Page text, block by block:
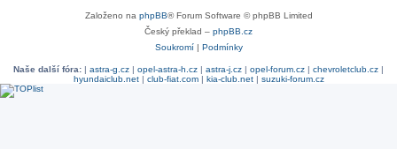
Založeno na phpBB® Forum Software © phpBB Limited
Český překlad – phpBB.cz
Soukromí| Podmínky
Naše další fóra: | astra-g.cz | opel-astra-h.cz | astra-j.cz | opel-forum.cz | chevroletclub.cz |
hyundaiclub.net| club-fiat.com| kia-club.net| suzuki-forum.cz